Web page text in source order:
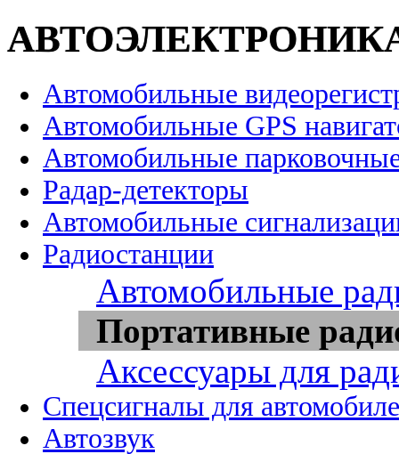
Автомобильные
Автомобильные GPS
Автомобильные
Радар-детекторы
Автомобильные
Радиостанции
Автомобильные
Портативные
Аксессуары для
Спецсигналы для
Автозвук